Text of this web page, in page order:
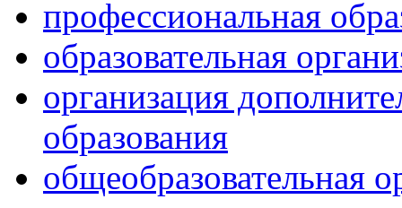
профессиональная
образовательная
организация
образования
общеобразовательная